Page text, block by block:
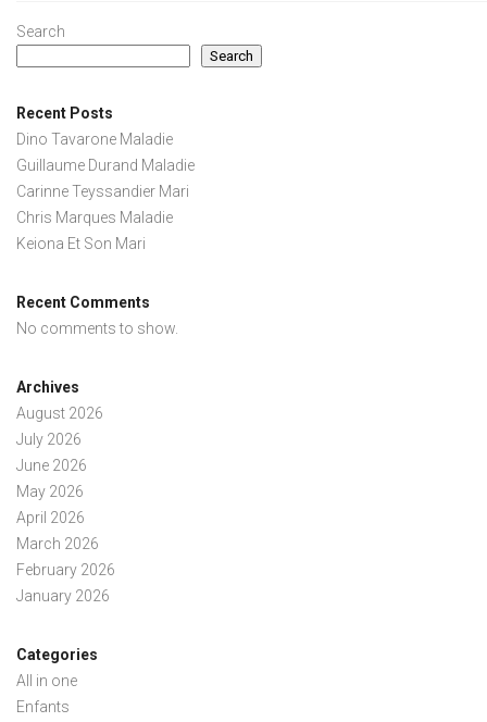
Search
Search
Recent Posts
Dino Tavarone Maladie
Guillaume Durand Maladie
Carinne Teyssandier Mari
Chris Marques Maladie
Keiona Et Son Mari
Recent Comments
No comments to show.
Archives
August 2026
July 2026
June 2026
May 2026
April 2026
March 2026
February 2026
January 2026
Categories
All in one
Enfants